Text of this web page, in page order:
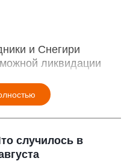
и Снегири
ликвидации
случилось в